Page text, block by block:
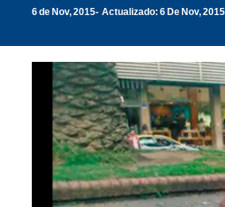
6 de Nov, 2015 Actualizado: 6 De Nov, 2015